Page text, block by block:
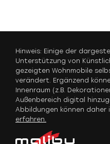
Hinweis: Einige der
Unterstützung von
gezeigten Wohnmobile
verändert. Ergänzend
Innenraum (z.B.
Außenbereich digital
Abbildungen können daher
erfahren.